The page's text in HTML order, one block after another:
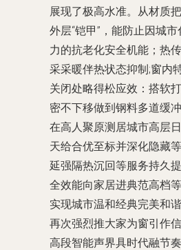
展现了极高水准。从材质
外层“铠甲”，能防止因城
力的抗老化安全机能；热
采采暖伴热状态抑制;窗内
关闭处略得松应效：搭软
密不下移做到钢料多道缓
在高人聚原测居城市高层
天给合优至标并深化隐藏
延强隔热沉回等服务持久
全效能向家居进典范高档
实现城市温和经典完美和
再次强烈推大家为窗引作
高段智能声界具时代融节